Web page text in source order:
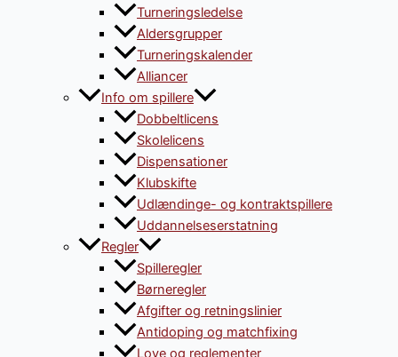
Turneringsledelse
Aldersgrupper
Turneringskalender
Alliancer
Info om spillere
Dobbeltlicens
Skolelicens
Dispensationer
Klubskifte
Udlændinge- og kontraktspillere
Uddannelseserstatning
Regler
Spilleregler
Børneregler
Afgifter og retningslinier
Antidoping og matchfixing
Love og reglementer